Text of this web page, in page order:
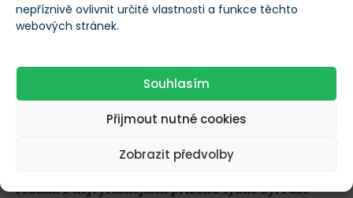
nepříznivě ovlivnit určité vlastnosti a funkce těchto
webových stránek.
Souhlasím
Přijmout nutné cookies
Zobrazit předvolby
Tabulka ukazuje vývoj nejvýznamnějších evropských indexů v
Evropský Microsoft? SAP znovu ukázal,
proč ho investoři milují
Jedním z nejvýraznějších příběhů týdne byl růst